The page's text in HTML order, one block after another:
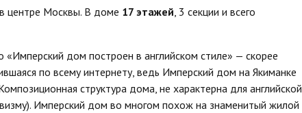
центре Москвы. В доме 17 этажей, 3 секции и всего
дом построен в английском стиле» — скорее
по всему интернету, ведь Имперский дом на Якиманке
структура дома, не характерна для английской
Имперский дом во многом похож на знаменитый жилой